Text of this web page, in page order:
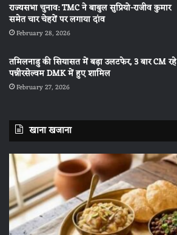
राज्यसभा चुनाव: TMC ने बाबुल सुप्रियो-राजीव कुमार
समेत चार चेहरों पर लगाया दांव
February 28, 2026
तमिलनाडु की सियासत में बड़ा उलटफेर, 3 बार CM रहे
पन्नीरसेल्वम DMK में हुए शामिल
February 27, 2026
खाना खजाना